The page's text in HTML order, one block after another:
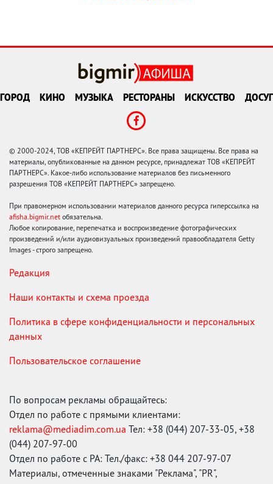
ГОРОД КИНО МУЗЫКА РЕСТОРАНЫ ИСКУССТВО ДОСУГ
© 2000-2024, ТОВ «КЕПРЕЙТ ПАРТНЕРС». Все права защищены. Все права на
материалы, опубликованные на данном ресурсе, принадлежат ТОВ «КЕПРЕЙТ
ПАРТНЕРС». Какое-либо использование материалов без письменного
разрешения ТОВ «КЕПРЕЙТ ПАРТНЕРС» запрещено.
При правомерном использовании материалов данного ресурса гиперссылка на
afisha.bigmir.net обязательна.
Любое копирование, перепечатка и воспроизведение фотографических
произведений и/или аудиовизуальных произведений правообладателя Getty
Images - строго запрещено.
Редакция
Наши контакты и схема проезда
Политика в сфере конфиденциальности и персональных
данных
Пользовательское соглашение
По вопросам рекламы обращайтесь:
Отдел по работе с прямыми клиентами:
reklama@mediadim.com.ua Тел: +38 (044) 207-33-05, +38
(044) 207-97-00
Отдел по работе с РА: Тел./факс: +38 044 207-97-07
Материалы, отмеченные знаками "Реклама", "PR",